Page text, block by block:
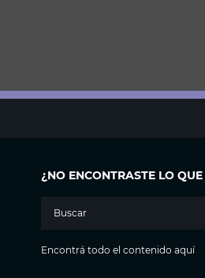
¿NO ENCONTRASTE LO
Encontrá todo el contenido aquí